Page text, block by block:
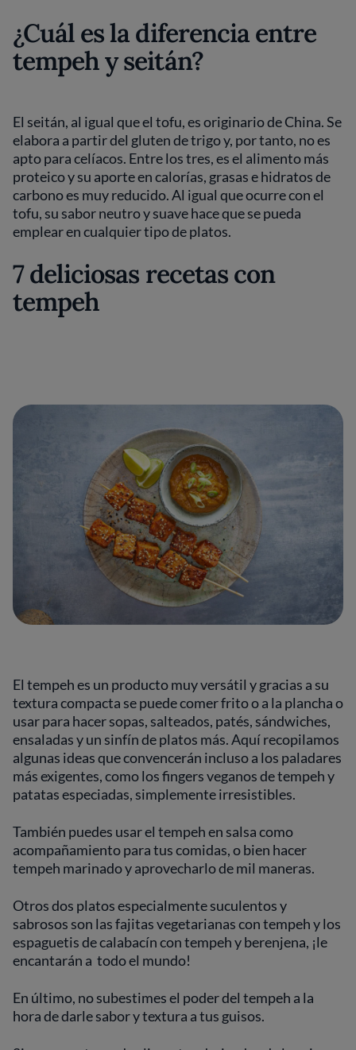
¿Cuál es la diferencia entre
tempeh y seitán?
El seitán, al igual que el tofu, es originario de China. Se
elabora a partir del gluten de trigo y, por tanto, no es
apto para celíacos. Entre los tres, es el alimento más
proteico y su aporte en calorías, grasas e hidratos de
carbono es muy reducido. Al igual que ocurre con el
tofu, su sabor neutro y suave hace que se pueda
emplear en cualquier tipo de platos.
7 deliciosas recetas con
tempeh
El tempeh es un producto muy versátil y gracias a su
textura compacta se puede comer frito o a la plancha o
usar para hacer sopas, salteados, patés, sándwiches,
ensaladas y un sinfín de platos más. Aquí recopilamos
algunas ideas que convencerán incluso a los paladares
más exigentes, como los fingers veganos de tempeh y
patatas especiadas, simplemente irresistibles.
También puedes usar el tempeh en salsa como
acompañamiento para tus comidas, o bien hacer
tempeh marinado y aprovecharlo de mil maneras.
Otros dos platos especialmente suculentos y
sabrosos son las fajitas vegetarianas con tempeh y los
espaguetis de calabacín con tempeh y berenjena, ¡le
encantarán a todo el mundo!
En último, no subestimes el poder del tempeh a la
hora de darle sabor y textura a tus guisos.